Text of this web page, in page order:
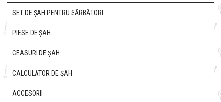
SET DE ȘAH PENTRU SĂRBĂTORI
PIESE DE ȘAH
CEASURI DE ȘAH
CALCULATOR DE ȘAH
ACCESORII